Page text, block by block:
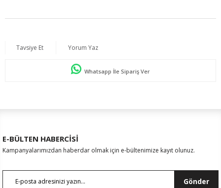
Tavsiye Et Yorum Yaz
Whatsapp İle Sipariş Ver
E-BÜLTEN HABERCİSİ
Kampanyalarımızdan haberdar olmak için e-bültenimize kayıt olunuz.
Gönder